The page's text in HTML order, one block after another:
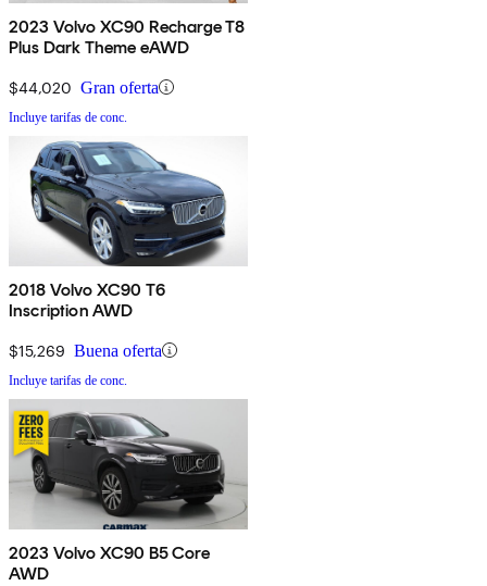
2023 Volvo XC90 Recharge T8
Plus Dark Theme eAWD
$44,020 Gran oferta
Incluye tarifas de conc.
2018 Volvo XC90 T6
Inscription AWD
$15,269 Buena oferta
Incluye tarifas de conc.
2023 Volvo XC90 B5 Core
AWD